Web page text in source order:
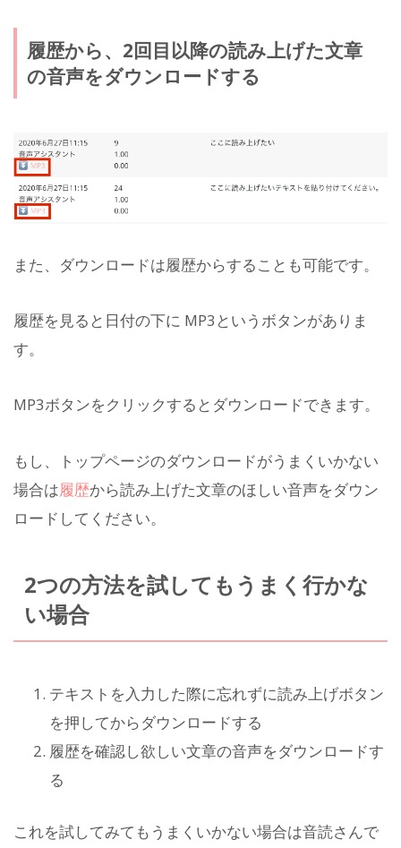
履歴から、2回目以降の読み上げた文章
の音声をダウンロードする
また、ダウンロードは履歴からすることも可能です。
履歴を見ると日付の下に MP3というボタンがありま
す。
MP3ボタンをクリックするとダウンロードできます。
もし、トップページのダウンロードがうまくいかない
場合は履歴から読み上げた文章のほしい音声をダウン
ロードしてください。
2つの方法を試してもうまく行かな
い場合
テキストを入力した際に忘れずに読み上げボタン
を押してからダウンロードする
履歴を確認し欲しい文章の音声をダウンロードす
る
これを試してみてもうまくいかない場合は音読さんで